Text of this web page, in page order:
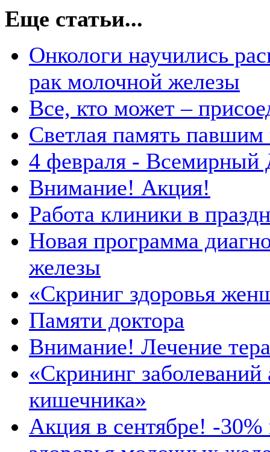
Еще статьи...
Онкологи научились
рак молочной железы
Все, кто может –
Светлая память
4 февраля - Всемирный
Внимание! Акция!
Работа клиники в
Новая программа
железы
«Скриниг здоровья
Памяти доктора
Внимание! Лечение
«Скрининг
кишечника»
Акция в сентябре! -